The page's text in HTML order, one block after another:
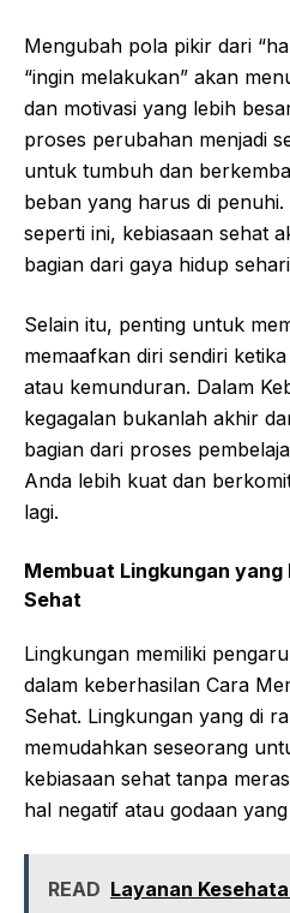
Mengubah pola pikir dari
“ingin melakukan” akan
dan motivasi yang lebih
proses perubahan menjadi
untuk tumbuh dan
beban yang harus di
seperti ini, kebiasaan sehat
bagian dari gaya hidup
Selain itu, penting untuk
memaafkan diri sendiri
atau kemunduran. Dalam
kegagalan bukanlah akhir
bagian dari proses
Anda lebih kuat dan
lagi.
Membuat Lingkungan yang
Sehat
Lingkungan memiliki
dalam keberhasilan Cara
Sehat. Lingkungan yang di
memudahkan seseorang
kebiasaan sehat tanpa
hal negatif atau godaan
READ Layanan